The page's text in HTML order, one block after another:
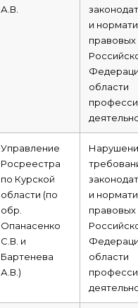
А.В.
и
правовых
области
Управление
Росреестра
по Курской
области (по
обр.
Опанасенко
С.В. и
Бартенева
А.В.)
и
правовых
области